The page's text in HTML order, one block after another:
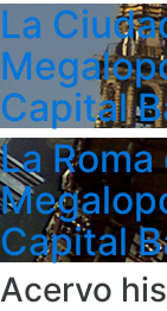
La
Capital
La
Capital
Acervo